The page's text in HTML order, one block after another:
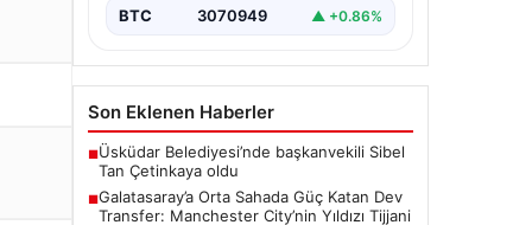
BTC 3070949 ▲ +0.86%
Son Eklenen Haberler
■Üsküdar Belediyesi’nde başkanvekili Sibel
Tan Çetinkaya oldu
■Galatasaray’a Orta Sahada Güç Katan Dev
Transfer: Manchester City’nin Yıldızı Tijjani